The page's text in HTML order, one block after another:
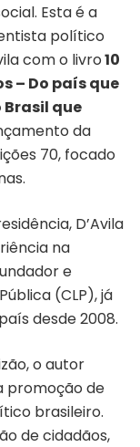
Esta é a
político
com o livro10
– Do país que
Brasil que
da
70, focado
D’Avila
na
e
(CLP), já
desde 2008.
o autor
promoção de
brasileiro.
de cidadãos,